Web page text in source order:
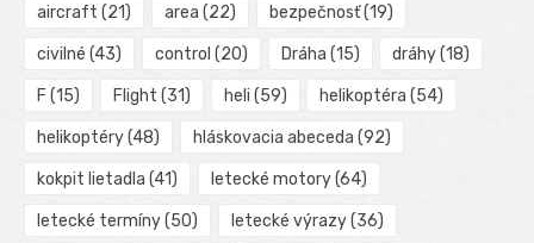
aircraft (21) area (22) bezpečnosť(19)
civilné (43) control (20) Dráha (15) dráhy(18)
F (15) Flight (31) heli (59) helikoptéra (54)
helikoptéry(48) hláskovacia abeceda (92)
kokpit lietadla (41) letecké motory(64)
letecké termíny(50) letecké výrazy(36)